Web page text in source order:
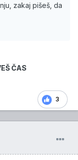
zakaj pišeš, da
ČAS
3